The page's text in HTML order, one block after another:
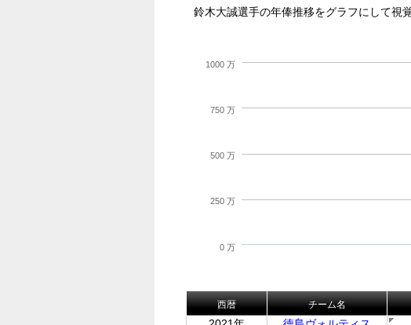
鈴木大誠選手の年俸推移をグラフにして視
0 万
250 万
500 万
750 万
1000 万
西暦 チーム名